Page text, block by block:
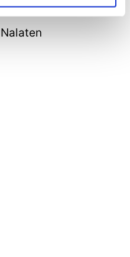
belastingvoordeel
Nalaten